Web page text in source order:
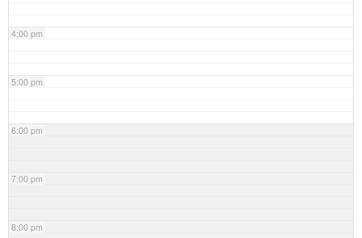
4:00 pm
5:00 pm
6:00 pm
7:00 pm
8:00 pm